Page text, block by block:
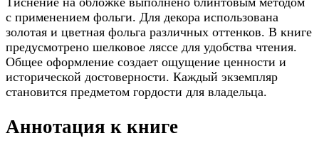
с применением фольги. Для декора использована
золотая и цветная фольга различных оттенков. В книге
предусмотрено шелковое ляссе для удобства чтения.
Общее оформление создает ощущение ценности и
исторической достоверности. Каждый экземпляр
становится предметом гордости для владельца.
Аннотация к книге